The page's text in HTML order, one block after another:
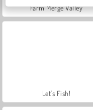
Farm Merge Valley
Let's Fish!